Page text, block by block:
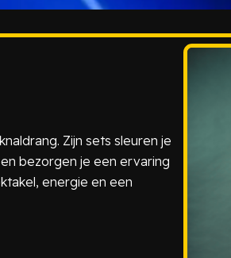
Zijn sets sleuren je
bezorgen je een ervaring
energie en een